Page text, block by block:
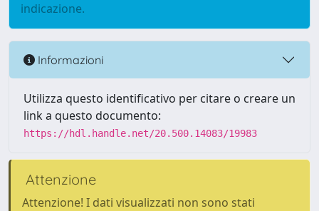
indicazione.
Informazioni
Utilizza questo identificativo per citare o creare un
link a questo documento:
https://hdl.handle.net/20.500.14083/19983
Attenzione
Attenzione! I dati visualizzati non sono stati